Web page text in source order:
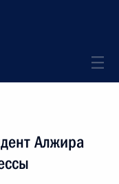
Алжира